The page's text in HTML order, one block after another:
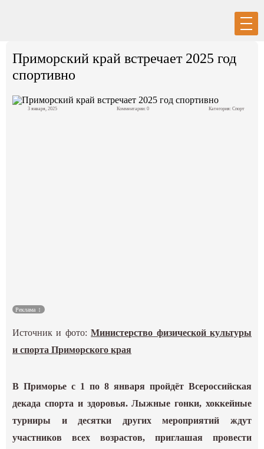
Вход Регистрация
Приморский край встречает 2025 год
спортивно
3 января, 2025 Комментарии: 0 Категория: Спорт
Реклама
Источник и фото:Министерство физической культуры
и спорта Приморского края
В Приморье с 1 по 8 января пройдёт Всероссийская
декада спорта и здоровья. Лыжные гонки, хоккейные
турниры и десятки других мероприятий ждут
участников всех возрастов, приглашая провести